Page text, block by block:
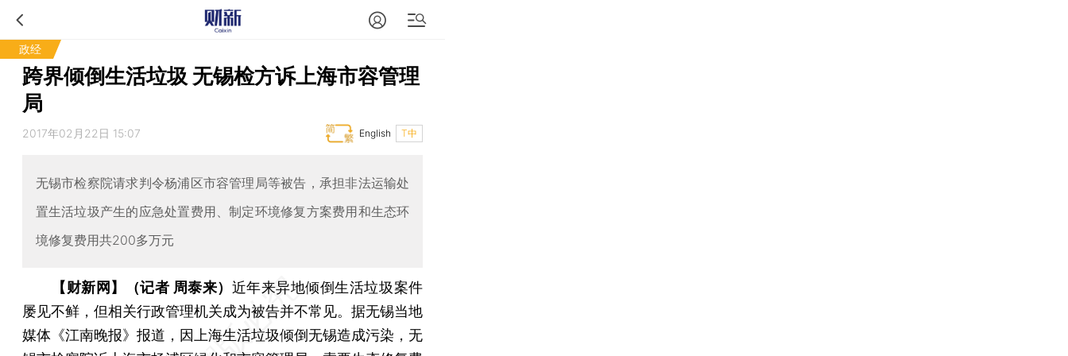
政经
跨界倾倒生活垃圾 无锡检方诉上海市容管理
局
2017年02月22日 15:07 T中
English
无锡市检察院请求判令杨浦区市容管理局等被告，承担非法运输处
置生活垃圾产生的应急处置费用、制定环境修复方案费用和生态环
境修复费用共200多万元
【财新网】（记者 周泰来） 近年来异地倾倒生活垃圾案件
屡见不鲜，但相关行政管理机关成为被告并不常见。据无锡当地
媒体《江南晚报》报道，因上海生活垃圾倾倒无锡造成污染，无